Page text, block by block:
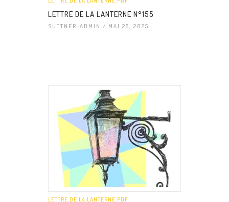
LETTRE DE LA LANTERNE N°155
SUTTNER-ADMIN / MAI 28, 2025
LETTRE DE LA LANTERNE PDF